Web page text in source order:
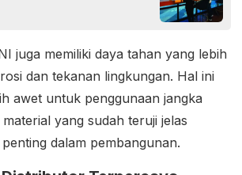
juga memiliki daya tahan yang lebih
dan tekanan lingkungan. Hal ini
awet untuk penggunaan jangka
yang sudah teruji jelas
dalam pembangunan.